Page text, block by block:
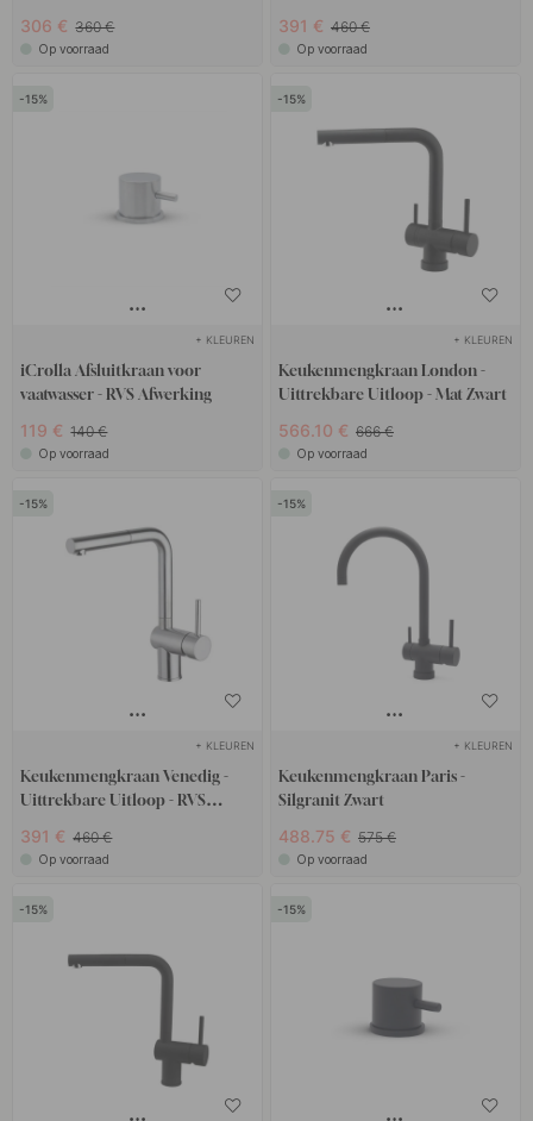
306 € 360 €
Op voorraad
391 € 460 €
Op voorraad
15
+ KLEUREN
iCrolla Afsluitkraan voor
vaatwasser - RVS Afwerking
119 € 140 €
Op voorraad
15
+ KLEUREN
Keukenmengkraan London -
Uittrekbare Uitloop - Mat Zwart
566.10 € 666 €
Op voorraad
15
+ KLEUREN
Keukenmengkraan Venedig -
Uittrekbare Uitloop - RVS
391 € 460 €
Op voorraad
15
+ KLEUREN
Keukenmengkraan Paris -
Silgranit Zwart
488.75 € 575 €
Op voorraad
15 15